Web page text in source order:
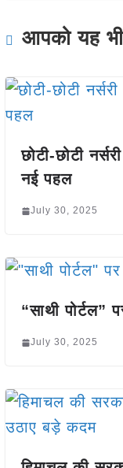
आपको यह
छोटी-छोटी
नई पहल
July 30, 2025
“साथी पोर्टल”
July 30, 2025